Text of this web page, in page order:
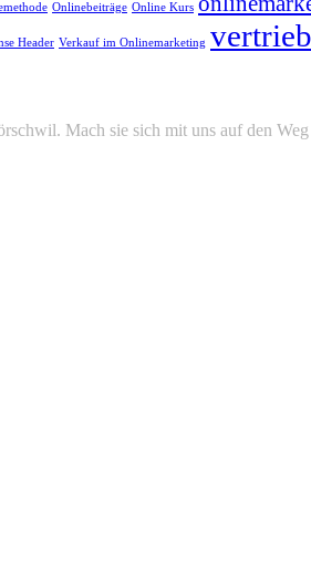
Onlinebeiträge Online Kurs
Header Verkauf im Onlinemarketing vertrieb
Mach sie sich mit uns auf den